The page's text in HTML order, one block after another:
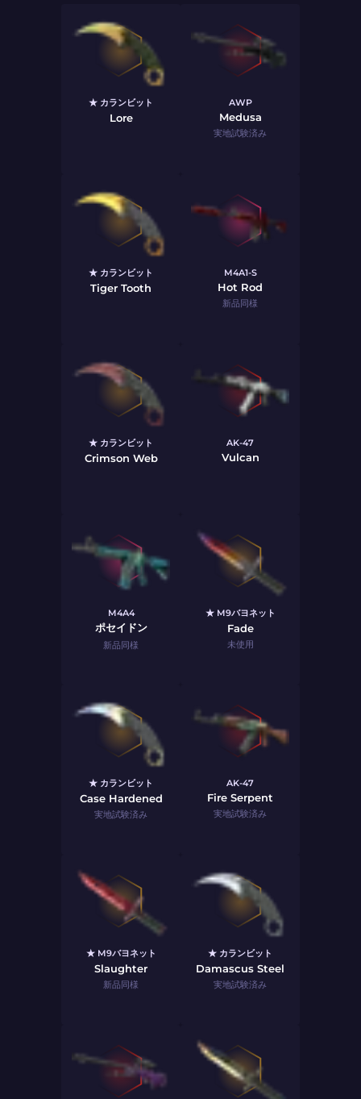
★ カランビット
Lore
AWP
Medusa
実地試験済み
★ カランビット
Tiger Tooth
M4A1-S
Hot Rod
新品同様
★ カランビット
Crimson Web
AK-47
Vulcan
M4A4
ポセイドン
新品同様
★ M9バヨネット
Fade
未使用
★ カランビット
Case Hardened
実地試験済み
AK-47
Fire Serpent
実地試験済み
★ M9バヨネット
Slaughter
新品同様
★ カランビット
Damascus Steel
実地試験済み